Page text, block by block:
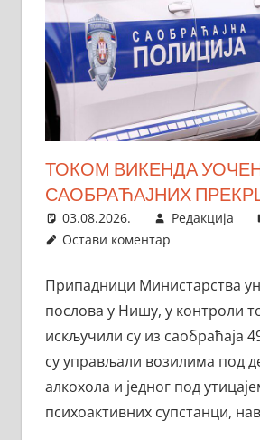
ТОКОМ ВИКЕНДА
САОБРАЋАЈНИХ
03.08.2026. Редакција
Остави коментар
Припадници Министарства
послова у Нишу, у контроли
искључили су из саобраћаја
су управљали возилима под
алкохола и једног под
психоактивних супстанци,